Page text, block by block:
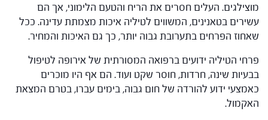
מוצילגים. העלים חסרים את הריח והטעם הלימוני, אך הם
עשירים בטאנינים, המשווים לטיליה איכות מצמתת עדינה. ככל
שאחוז הפרחים בתערובת גבוה יותר, כך גם האיכות והמחיר.
פרחי הטיליה ידועים ברפואה המסורתית של אירופה לטיפול
בבעיות שינה, חרדות, חוסר שקט ועוד. הם אף היו מוכרים
כאמצעי ידוע להורדה של חום גבוה, בימים עברו, בטרם המצאת
האקמול.